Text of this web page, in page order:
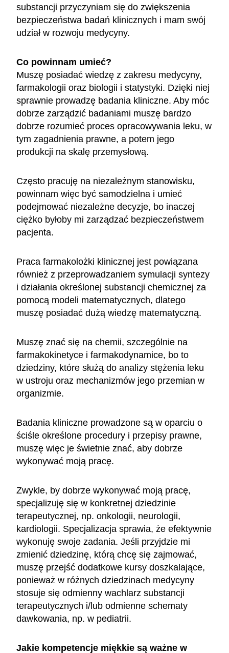
substancji przyczyniam się do zwiększenia
bezpieczeństwa badań klinicznych i mam swój
udział w rozwoju medycyny.
Co powinnam umieć?
Muszę posiadać wiedzę z zakresu medycyny,
farmakologii oraz biologii i statystyki. Dzięki niej
sprawnie prowadzę badania kliniczne. Aby móc
dobrze zarządzić badaniami muszę bardzo
dobrze rozumieć proces opracowywania leku, w
tym zagadnienia prawne, a potem jego
produkcji na skalę przemysłową.
Często pracuję na niezależnym stanowisku,
powinnam więc być samodzielna i umieć
podejmować niezależne decyzje, bo inaczej
ciężko byłoby mi zarządzać bezpieczeństwem
pacjenta.
Praca farmakolożki klinicznej jest powiązana
również z przeprowadzaniem symulacji syntezy
i działania określonej substancji chemicznej za
pomocą modeli matematycznych, dlatego
muszę posiadać dużą wiedzę matematyczną.
Muszę znać się na chemii, szczególnie na
farmakokinetyce i farmakodynamice, bo to
dziedziny, które służą do analizy stężenia leku
w ustroju oraz mechanizmów jego przemian w
organizmie.
Badania kliniczne prowadzone są w oparciu o
ściśle określone procedury i przepisy prawne,
muszę więc je świetnie znać, aby dobrze
wykonywać moją pracę.
Zwykle, by dobrze wykonywać moją pracę,
specjalizuję się w konkretnej dziedzinie
terapeutycznej, np. onkologii, neurologii,
kardiologii. Specjalizacja sprawia, że efektywnie
wykonuję swoje zadania. Jeśli przyjdzie mi
zmienić dziedzinę, którą chcę się zajmować,
muszę przejść dodatkowe kursy doszkalające,
ponieważ w różnych dziedzinach medycyny
stosuje się odmienny wachlarz substancji
terapeutycznych i/lub odmienne schematy
dawkowania, np. w pediatrii.
Jakie kompetencje miękkie są ważne w